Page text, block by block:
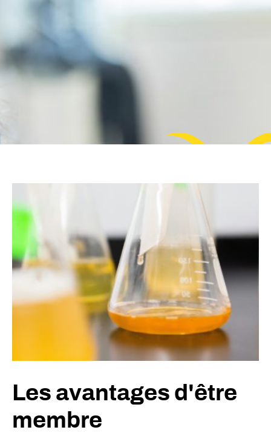
Les avantages d'être
membre